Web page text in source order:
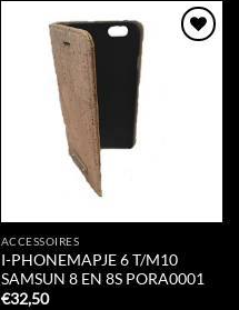
ACCESSOIRES
I-PHONEMAPJE 6 T/M10
SAMSUN 8 EN 8S PORA0001
€32,50